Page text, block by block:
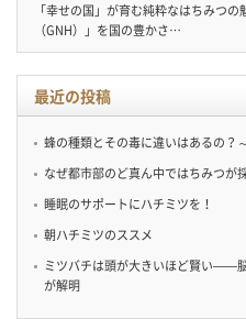
「幸せの国」が育む純粋なはちみつ
（GNH）」を国の豊かさ…
最近の投稿
蜂の種類とその毒に違いはあるの？
なぜ都市部のど真ん中ではちみつが
睡眠のサポートにハチミツを！
朝ハチミツのススメ
ミツバチは頭が大きいほど賢い——
が解明